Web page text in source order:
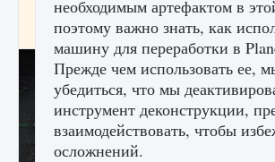
9 августа 2024 2 599 0
необходимым артефактом в
поэтому важно знать, как
машину для переработки в
Прежде чем использовать ее,
убедиться, что мы
инструмент деконструкции,
взаимодействовать, чтобы
осложнений.